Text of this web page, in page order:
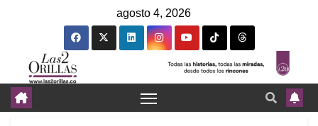
agosto 4, 2026